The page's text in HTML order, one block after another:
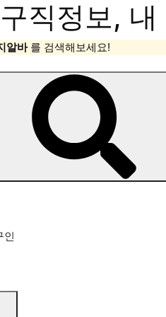
직정보,
알바 를 검색해보세요!
인